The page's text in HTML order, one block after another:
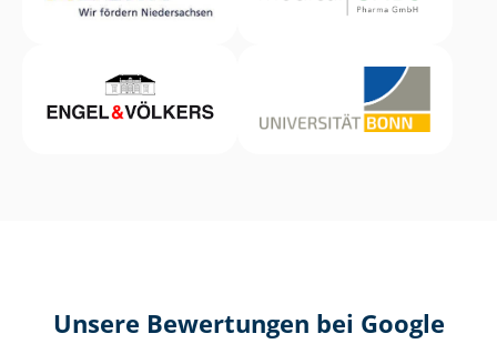
Unsere Bewertungen bei Google